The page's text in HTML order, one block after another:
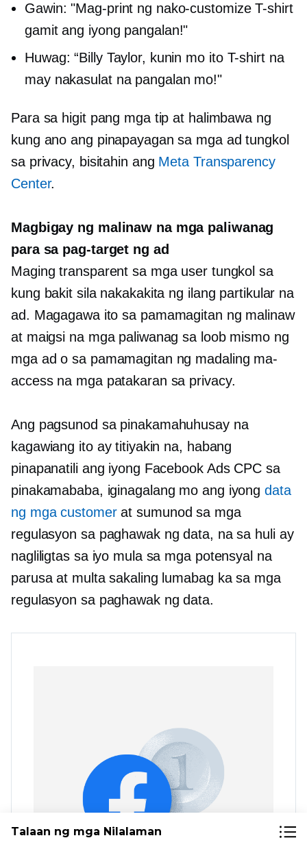
Gawin: "Mag-print ng nako-customizeT-shirt
gamit ang iyong pangalan!"
Huwag: “Billy Taylor, kunin mo ito T-shirtna
may nakasulat na pangalan mo!"
Para sa higit pang mga tip at halimbawa ng
kung ano ang pinapayagan sa mga ad tungkol
sa privacy, bisitahin ang Meta Transparency
Center.
Magbigay ng malinaw na mga paliwanag
para sa pag-target ng ad
Maging transparent sa mga user tungkol sa
kung bakit sila nakakakita ng ilang partikular na
ad. Magagawa ito sa pamamagitan ng malinaw
at maigsi na mga paliwanag sa loob mismo ng
mga ad o sa pamamagitan ng madaling ma-
access na mga patakaran sa privacy.
Ang pagsunod sa pinakamahuhusay na
kagawiang ito ay titiyakin na, habang
pinapanatili ang iyong Facebook Ads CPC sa
pinakamababa, iginagalang mo ang iyongdata
ng mga customerat sumunod sa mga
regulasyon sa paghawak ng data, na sa huli ay
nagliligtas sa iyo mula sa mga potensyal na
parusa at multa sakaling lumabag ka sa mga
regulasyon sa paghawak ng data.
Talaan ng mga Nilalaman